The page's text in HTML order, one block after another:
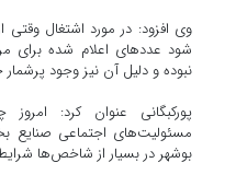
وی افزود: در مورد اشتغال
شود عددهای اعلام شده برای
نبوده و دلیل آن نیز وجود
پورکبگانی عنوان کرد: امروز
مسئولیت‌های اجتماعی صنایع
بوشهر در بسیار از شاخص‌ها